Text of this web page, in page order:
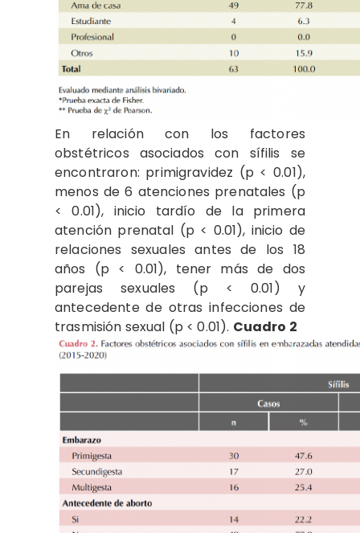
En relación con los factores
obstétricos asociados con sífilis se
encontraron: primigravidez (p < 0.01),
menos de 6 atenciones prenatales (p
< 0.01), inicio tardío de la primera
atención prenatal (p < 0.01), inicio de
relaciones sexuales antes de los 18
años (p < 0.01), tener más de dos
parejas sexuales (p < 0.01) y
antecedente de otras infecciones de
trasmisión sexual (p < 0.01). Cuadro 2